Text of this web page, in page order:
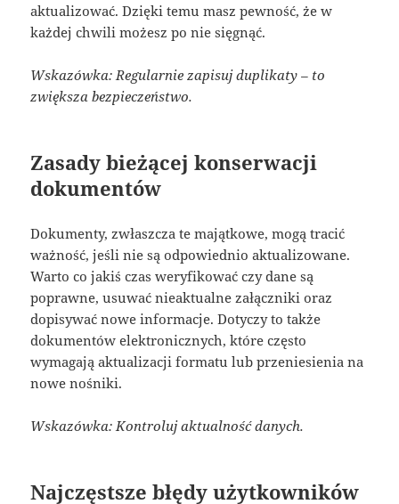
aktualizować. Dzięki temu masz pewność, że w
każdej chwili możesz po nie sięgnąć.
Wskazówka: Regularnie zapisuj duplikaty – to
zwiększa bezpieczeństwo.
Zasady bieżącej konserwacji
dokumentów
Dokumenty, zwłaszcza te majątkowe, mogą tracić
ważność, jeśli nie są odpowiednio aktualizowane.
Warto co jakiś czas weryfikować czy dane są
poprawne, usuwać nieaktualne załączniki oraz
dopisywać nowe informacje. Dotyczy to także
dokumentów elektronicznych, które często
wymagają aktualizacji formatu lub przeniesienia na
nowe nośniki.
Wskazówka: Kontroluj aktualność danych.
Najczęstsze błędy użytkowników